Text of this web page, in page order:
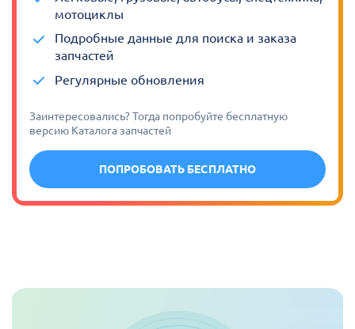
мотоциклы
Подробные данные для поиска и заказа
запчастей
Регулярные обновления
Заинтересовались? Тогда попробуйте бесплатную
версию Каталога запчастей
ПОПРОБОВАТЬ БЕСПЛАТНО